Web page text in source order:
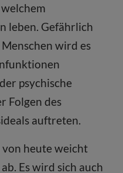
leben. Gefährlich
wird es
psychische
Folgen des
auftreten.
von heute weicht
Es wird sich auch